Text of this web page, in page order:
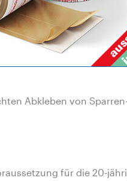
Abkleben von
für die 20-